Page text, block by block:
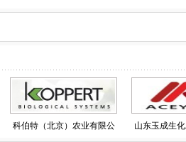
科伯特（北京）农业有限公 山东玉成生